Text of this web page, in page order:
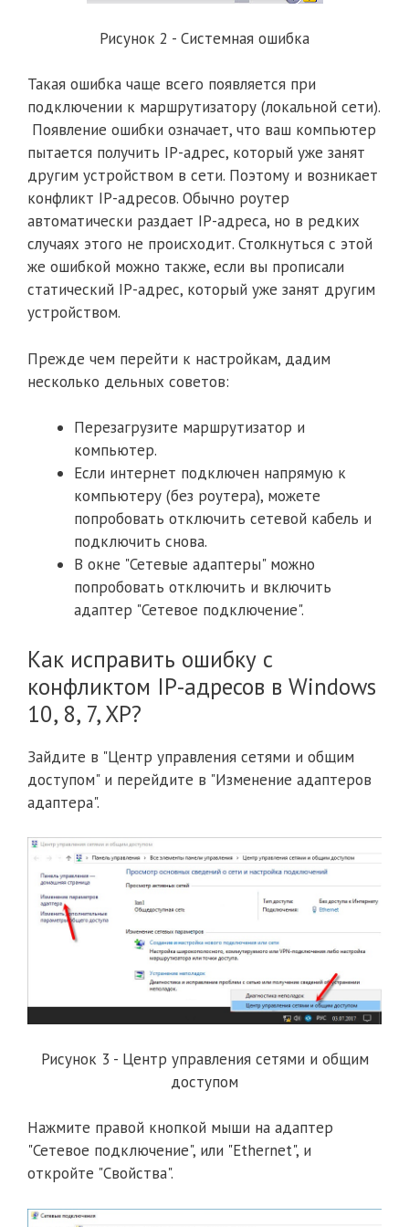
Рисунок 2 - Системная ошибка
Такая ошибка чаще всего появляется при
подключении к маршрутизатору (локальной сети).
Появление ошибки означает, что ваш компьютер
пытается получить IP-адрес, который уже занят
другим устройством в сети. Поэтому и возникает
конфликт IP-адресов. Обычно роутер
автоматически раздает IP-адреса, но в редких
случаях этого не происходит. Столкнуться с этой
же ошибкой можно также, если вы прописали
статический IP-адрес, который уже занят другим
устройством.
Прежде чем перейти к настройкам, дадим
несколько дельных советов:
Перезагрузите маршрутизатор и
компьютер.
Если интернет подключен напрямую к
компьютеру (без роутера), можете
попробовать отключить сетевой кабель и
подключить снова.
В окне "Сетевые адаптеры" можно
попробовать отключить и включить
адаптер "Сетевое подключение".
Как исправить ошибку с
конфликтом IP-адресов в Windows
10, 8, 7, XP?
Зайдите в "Центр управления сетями и общим
доступом" и перейдите в "Изменение адаптеров
адаптера".
Рисунок 3 - Центр управления сетями и общим
доступом
Нажмите правой кнопкой мыши на адаптер
"Сетевое подключение", или "Ethernet", и
откройте "Свойства".